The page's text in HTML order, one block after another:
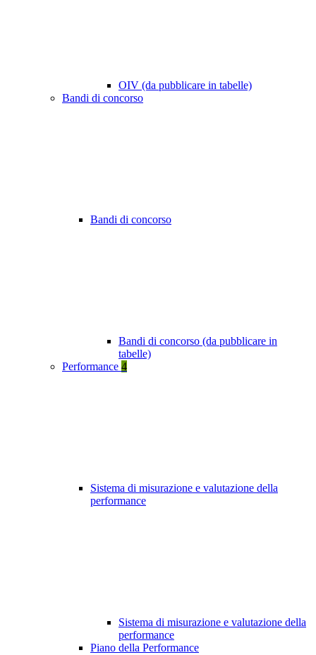
OIV (da pubblicare in tabelle)
Bandi di concorso
Bandi di concorso
Bandi di concorso (da pubblicare in
tabelle)
Performance 4
Sistema di misurazione e valutazione della
performance
Sistema di misurazione e valutazione della
performance
Piano della Performance